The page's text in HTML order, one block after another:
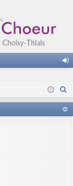
ne